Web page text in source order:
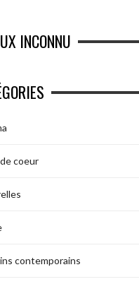
INCONNU
coeur
contemporains